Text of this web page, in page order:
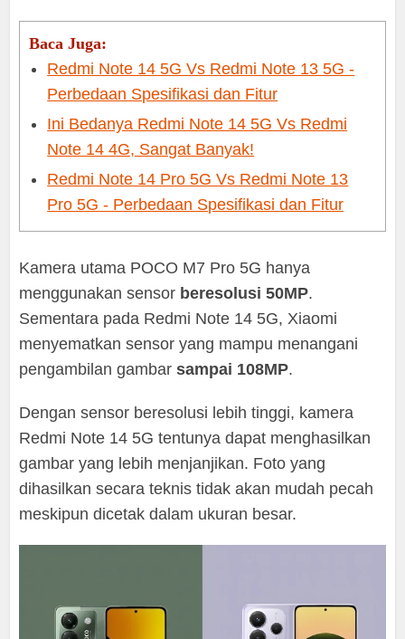
Baca Juga:
Redmi Note 14 5G Vs Redmi Note 13 5G -
Perbedaan Spesifikasi dan Fitur
Ini Bedanya Redmi Note 14 5G Vs Redmi
Note 14 4G, Sangat Banyak!
Redmi Note 14 Pro 5G Vs Redmi Note 13
Pro 5G - Perbedaan Spesifikasi dan Fitur
Kamera utama POCO M7 Pro 5G hanya
menggunakan sensor beresolusi 50MP.
Sementara pada Redmi Note 14 5G, Xiaomi
menyematkan sensor yang mampu menangani
pengambilan gambarsampai 108MP.
Dengan sensor beresolusi lebih tinggi, kamera
Redmi Note 14 5G tentunya dapat menghasilkan
gambar yang lebih menjanjikan. Foto yang
dihasilkan secara teknis tidak akan mudah pecah
meskipun dicetak dalam ukuran besar.